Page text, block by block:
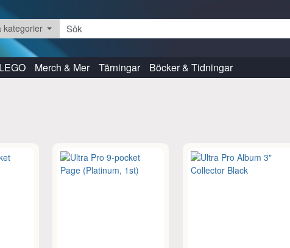
kategorier
LEGO Merch & Mer Tärningar Böcker & Tidningar